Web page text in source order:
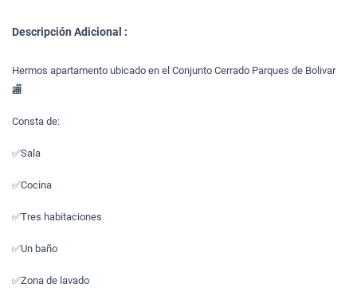
Descripción Adicional :
Hermos apartamento ubicado en el Conjunto Cerrado Parques de Bolivar
🏬
Consta de:
✅Sala
✅Cocina
✅Tres habitaciones
✅Un baño
✅Zona de lavado